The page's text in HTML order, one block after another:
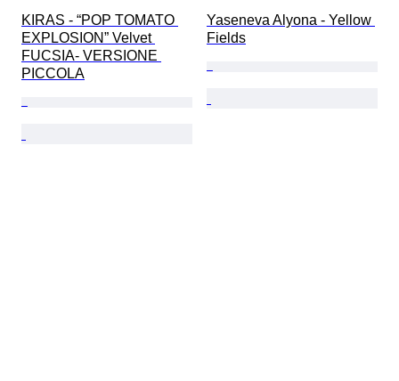
KIRAS - “POP TOMATO
EXPLOSION” Velvet
FUCSIA- VERSIONE
PICCOLA
Yaseneva Alyona - Yellow
Fields